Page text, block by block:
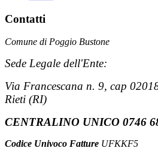
Contatti
Comune di Poggio Bustone
Sede Legale dell'Ente:
Via Francescana n. 9, cap
Rieti (RI)
CENTRALINO UNICO 0746
Codice Univoco Fatture UFKKF5